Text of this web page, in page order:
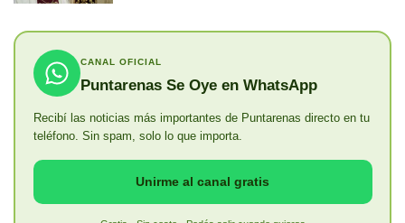
CANAL OFICIAL
Puntarenas Se Oye en WhatsApp
Recibí las noticias más importantes de Puntarenas directo en tu
teléfono. Sin spam, solo lo que importa.
Unirme al canal gratis